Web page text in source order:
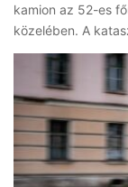
kamion az 52-es
közelében. A